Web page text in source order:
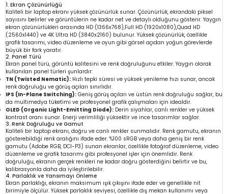
1. Ekran Çözünürlüğü
Kaliteli bir laptop ekranı yüksek çözünürlük sunar. Çözünürlük, ekrandaki piksel
sayısını belirler ve görüntülerin ne kadar net ve detaylı olduğunu gösterir. Yaygın
ekran çözünürlükleri arasında HD (1366x768),Full HD (1920x1080),Quad HD
(2560x1440) ve 4K Ultra HD (3840x2160) bulunur. Yüksek çözünürlük, özellikle
grafik tasarımı, video düzenleme ve oyun gibi görsel açıdan yoğun görevlerde
büyük bir fark yaratır.
2. Panel Türü
Ekran panel türü, görüntü kalitesini ve renk doğruluğunu etkiler. Yaygın olarak
kullanılan panel türleri şunlardır:
TN (Twisted Nematic): Hızlı tepki süresi ve yüksek yenileme hızı sunar, ancak
renk doğruluğu ve görüş açıları sınırlıdır.
IPS (In-Plane Switching): Geniş görüş açıları ve üstün renk doğruluğu sağlar, bu
da multimedya tüketimi ve profesyonel grafik çalışmaları için idealdir.
OLED (Organic Light-Emitting Diode): Derin siyahlar, canlı renkler ve yüksek
kontrast oranı sunar. Enerji verimliliği yüksektir ve ince tasarımlar sağlar.
3. Renk Doğruluğu ve Gamut
Kaliteli bir laptop ekranı, doğru ve canlı renkler sunmalıdır. Renk gamutu, ekranın
gösterebildiği renk aralığını ifade eder. %100 sRGB veya daha geniş bir renk
gamutu (Adobe RGB, DCI-P3) sunan ekranlar, özellikle fotoğraf düzenleme, video
düzenleme ve grafik tasarımı gibi profesyonel işler için önemlidir. Renk
doğruluğu, ekranın gerçek renkleri ne kadar doğru gösterdiğini belirtir ve bu,
kalibrasyonla daha da iyileştirilebilir.
4. Parlaklık ve Yansımayı Önleme
Ekran parlaklığı, ekranın maksimum ışık çıkışını ifade eder ve genellikle nit
birimiyle ölçülür. Yüksek parlaklık seviyesi, özellikle dış mekan kullanımı veya